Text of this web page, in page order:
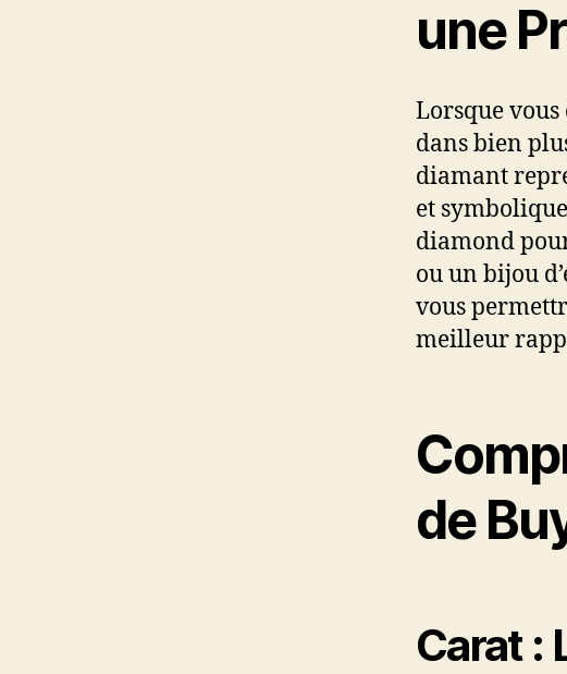
une
Lorsque vous
dans bien
diamant
et
diamond
ou un bijou
vous
meilleur
de
Carat :